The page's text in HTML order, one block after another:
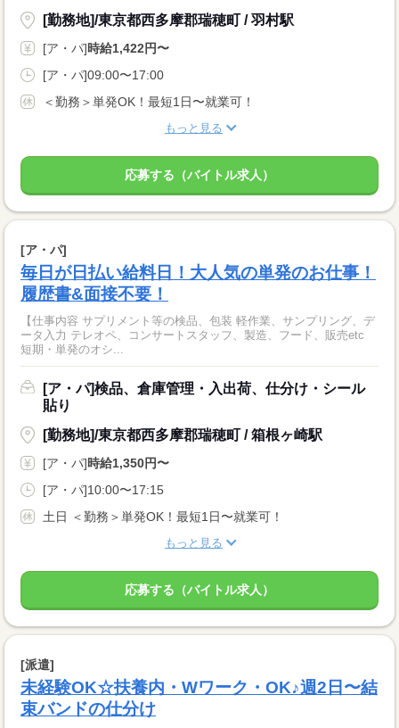
[勤務地]/東京都西多摩郡瑞穂町 / 羽村駅
[ア・パ]時給1,422円〜
[ア・パ]09:00〜17:00
＜勤務＞単発OK！最短1日〜就業可！
もっと見る
応募する（バイトル求人）
[ア・パ]
毎日が日払い給料日！大人気の単発のお仕事！
履歴書&面接不要！
【仕事内容 サプリメント等の検品、包装 軽作業、サンプリング、デ
ータ入力 テレオペ、コンサートスタッフ、製造、フード、販売etc
短期・単発のオシ...
[ア・パ]検品、倉庫管理・入出荷、仕分け・シール
貼り
[勤務地]/東京都西多摩郡瑞穂町 / 箱根ヶ崎駅
[ア・パ]時給1,350円〜
[ア・パ]10:00〜17:15
土日 ＜勤務＞単発OK！最短1日〜就業可！
もっと見る
応募する（バイトル求人）
[派遣]
未経験OK☆扶養内・Wワーク・OK♪週2日〜結
束バンドの仕分け